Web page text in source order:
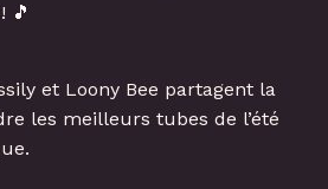
🎵
et Loony Bee partagent la
les meilleurs tubes de l’été